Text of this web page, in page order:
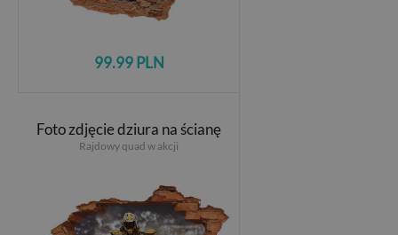
99.99 PLN
Foto zdjęcie dziura na ścianę
Rajdowy quad w akcji